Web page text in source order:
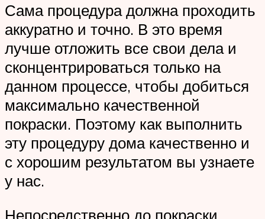
Сама процедура должна проходить
аккуратно и точно. В это время
лучше отложить все свои дела и
сконцентрироваться только на
данном процессе, чтобы добиться
максимально качественной
покраски. Поэтому как выполнить
эту процедуру дома качественно и
с хорошим результатом вы узнаете
у нас.
Непосредственно до покраски